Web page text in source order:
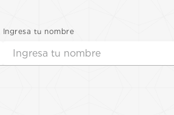
Ingresa tu nombre